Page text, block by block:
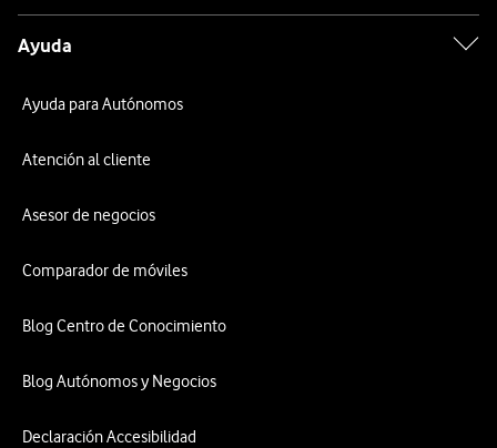
Ayuda
Ayuda para Autónomos
Atención al cliente
Asesor de negocios
Comparador de móviles
Blog Centro de Conocimiento
Blog Autónomos y Negocios
Declaración Accesibilidad